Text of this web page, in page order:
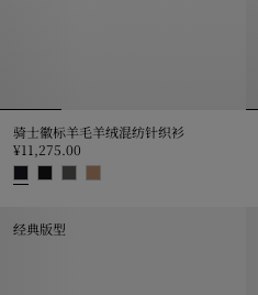
骑士徽标羊毛羊绒混纺针织衫
¥11,275.00
经典版型